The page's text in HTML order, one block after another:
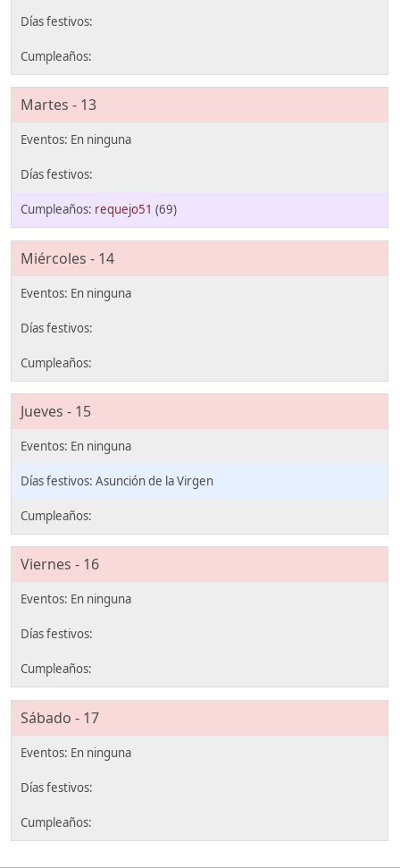
Martes - 13
requejo51 (69)
Miércoles - 14
Jueves - 15
Asunción de la Virgen
Viernes - 16
Sábado - 17